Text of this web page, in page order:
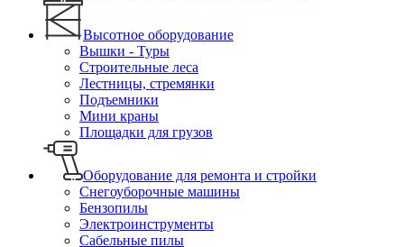
Высотное оборудование
Вышки - Туры
Строительные леса
Лестницы, стремянки
Подъемники
Мини краны
Площадки для грузов
Оборудование для ремонта и стройки
Снегоуборочные машины
Бензопилы
Электроинструменты
Сабельные пилы